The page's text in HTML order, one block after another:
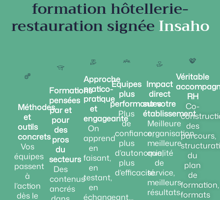
formation hôtellerie-
restauration signéeInsaho
Méthodes
et
outils
concrets
Vos
équipes
passent
à
l’action
dès le
Formations
pensées
par et
pour
des
pros
du
secteurs
Des
contenus
ancrés
Approche
pratico-
pratique
et
engageante
On
apprend
en
faisant,
en
testant,
en
échangeant…
Équipes
plus
performantes
Plus
de
confiance,
plus
d’autonomie,
plus
d’efficacité.
Impact
direct
sur votre
établissement
Meilleure
organisation,
meilleure
qualité
de
service,
meilleurs
résultats.
Véritable
RH
Co-
des
parcours,
du
plan
de
formation,
formats